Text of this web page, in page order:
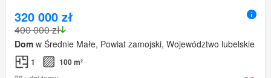
320 000 zł
400 000 zł
Dom w Średnie Małe, Powiat zamojski, Województwo lubelskie
1
100 m²